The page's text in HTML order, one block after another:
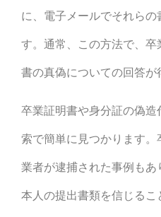
に、電子メールでそれらの
す。通常、この方法で、
書の真偽についての回答が
卒業証明書や身分証の偽
索で簡単に見つかります
業者が逮捕された事例もあ
本人の提出書類を信じるこ